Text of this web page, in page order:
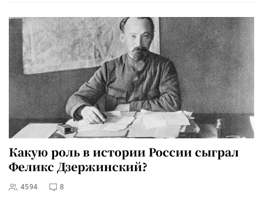
Какую роль в истории России сыграл
Феликс Дзержинский?
4594 8